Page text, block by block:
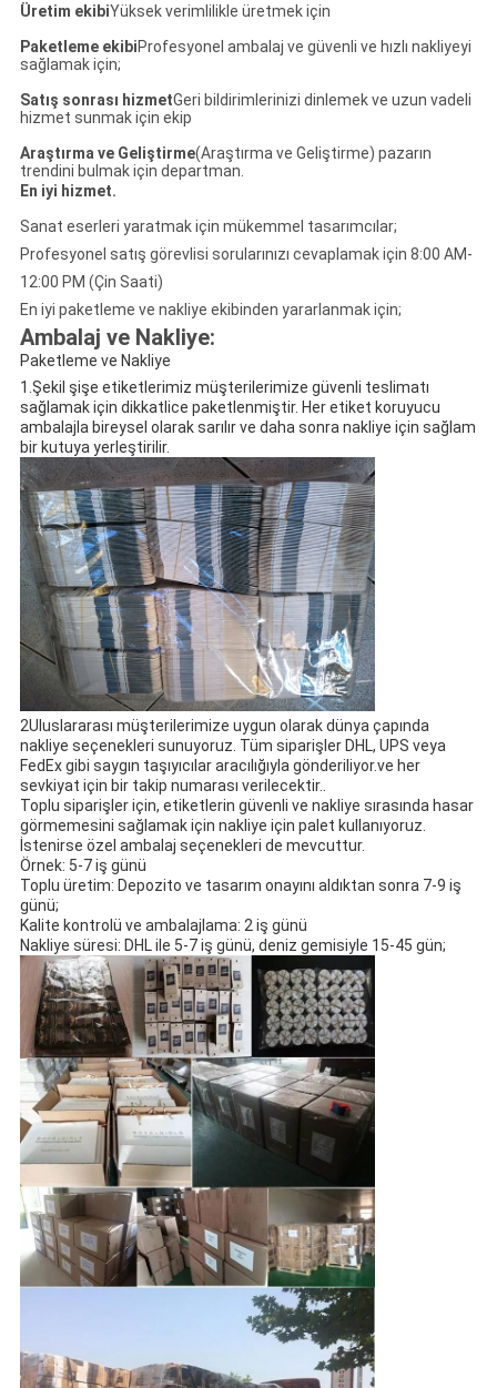
Üretim ekibiYüksek verimlilikle üretmek için
Paketleme ekibiProfesyonel ambalaj ve güvenli ve hızlı nakliyeyi
sağlamak için;
Satış sonrası hizmetGeri bildirimlerinizi dinlemek ve uzun vadeli
hizmet sunmak için ekip
Araştırma ve Geliştirme(Araştırma ve Geliştirme) pazarın
trendini bulmak için departman.
En iyi hizmet.
Sanat eserleri yaratmak için mükemmel tasarımcılar;
Profesyonel satış görevlisi sorularınızı cevaplamak için 8:00 AM-
12:00 PM (Çin Saati)
En iyi paketleme ve nakliye ekibinden yararlanmak için;
Ambalaj ve Nakliye:
Paketleme ve Nakliye
1.Şekil şişe etiketlerimiz müşterilerimize güvenli teslimatı
sağlamak için dikkatlice paketlenmiştir. Her etiket koruyucu
ambalajla bireysel olarak sarılır ve daha sonra nakliye için sağlam
bir kutuya yerleştirilir.
2Uluslararası müşterilerimize uygun olarak dünya çapında
nakliye seçenekleri sunuyoruz. Tüm siparişler DHL, UPS veya
FedEx gibi saygın taşıyıcılar aracılığıyla gönderiliyor.ve her
sevkiyat için bir takip numarası verilecektir..
Toplu siparişler için, etiketlerin güvenli ve nakliye sırasında hasar
görmemesini sağlamak için nakliye için palet kullanıyoruz.
İstenirse özel ambalaj seçenekleri de mevcuttur.
Örnek: 5-7 iş günü
Toplu üretim: Depozito ve tasarım onayını aldıktan sonra 7-9 iş
günü;
Kalite kontrolü ve ambalajlama: 2 iş günü
Nakliye süresi: DHL ile 5-7 iş günü, deniz gemisiyle 15-45 gün;